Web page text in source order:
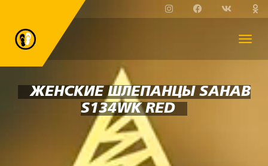
ЖЕНСКИЕ ШЛЕПАНЦЫ SAHAB
S134WK RED